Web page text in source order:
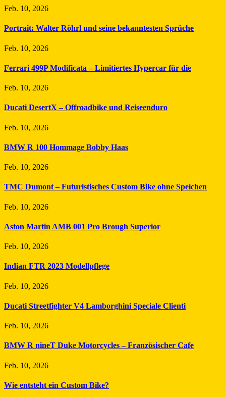
Feb. 10, 2026
Portrait: Walter Röhrl und seine bekanntesten Sprüche
Feb. 10, 2026
Ferrari 499P Modificata – Limitiertes Hypercar für die
Feb. 10, 2026
Ducati DesertX – Offroadbike und Reiseenduro
Feb. 10, 2026
BMW R 100 Hommage Bobby Haas
Feb. 10, 2026
TMC Dumont – Futuristisches Custom Bike ohne Speichen
Feb. 10, 2026
Aston Martin AMB 001 Pro Brough Superior
Feb. 10, 2026
Indian FTR 2023 Modellpflege
Feb. 10, 2026
Ducati Streetfighter V4 Lamborghini Speciale Clienti
Feb. 10, 2026
BMW R nineT Duke Motorcycles – Französischer Cafe
Feb. 10, 2026
Wie entsteht ein Custom Bike?